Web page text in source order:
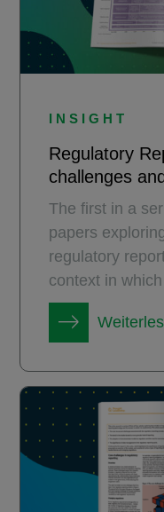
INSIGHT
Regulatory
challenges
The first in a
papers
regulatory
context in